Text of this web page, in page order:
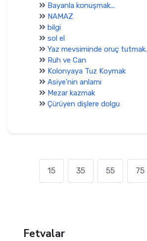
Bayanla konuşmak...
NAMAZ
bilgi
sol el
Yaz mevsiminde oruç tutmak.
Ruh ve Can
Kolonyaya Tuz Koymak
Asiye'nin anlamı
Mezar kazmak
Çürüyen dişlere dolgu
15 35 55 75
Fetvalar